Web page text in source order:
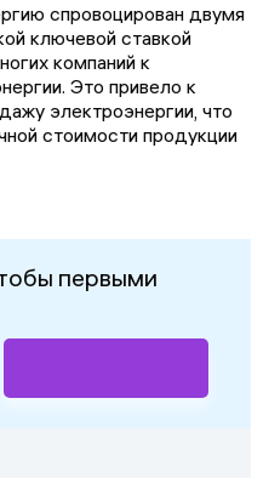
спровоцирован двумя
ключевой ставкой
компаний к
Это привело к
электроэнергии, что
стоимости продукции
первыми